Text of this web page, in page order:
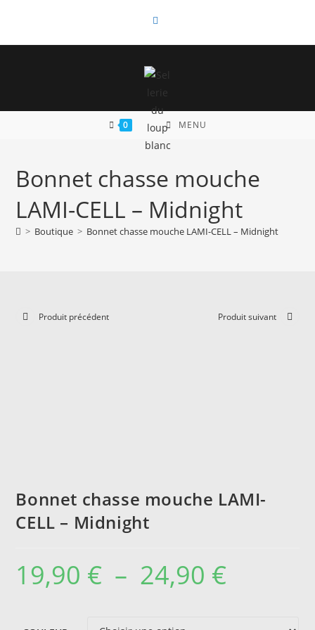
content
0 MENU
Bonnet chasse mouche
LAMI-CELL – Midnight
> Boutique > Bonnet chasse mouche LAMI-CELL – Midnight
Produit précédent Produit suivant
Bonnet chasse mouche LAMI-
CELL – Midnight
19,90 € – 24,90 €